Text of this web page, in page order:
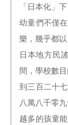
「日本化」
幼童們不僅
樂，幾乎都
日本地方民
間，學校數
到三百二十
八萬八千零
越多的孩童